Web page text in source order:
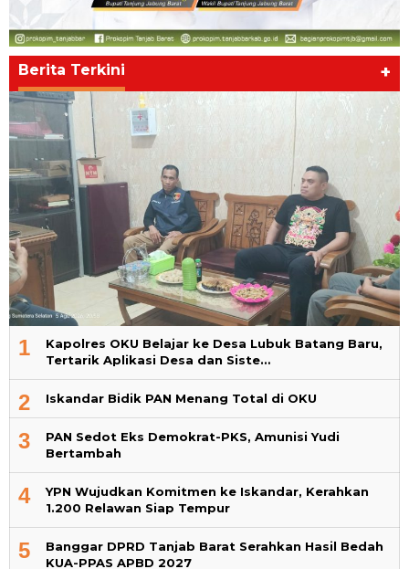
Berita Terkini +
1
Kapolres OKU Belajar ke Desa Lubuk Batang Baru,
Tertarik Aplikasi Desa dan Siste…
2 Iskandar Bidik PAN Menang Total di OKU
3
PAN Sedot Eks Demokrat-PKS, Amunisi Yudi
Bertambah
4
YPN Wujudkan Komitmen ke Iskandar, Kerahkan
1.200 Relawan Siap Tempur
5
Banggar DPRD Tanjab Barat Serahkan Hasil Bedah
KUA-PPAS APBD 2027